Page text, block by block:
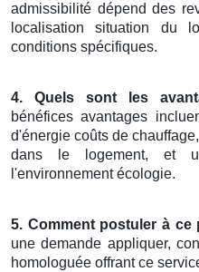
admissibilité dépend des
localisation situation du
conditions spécifiques.
4. Quels sont les
bénéfices avantages
d'énergie coûts de
dans le logement, et
l'environnement écologie.
5. Comment postuler à ce
une demande appliquer,
homologuée offrant ce